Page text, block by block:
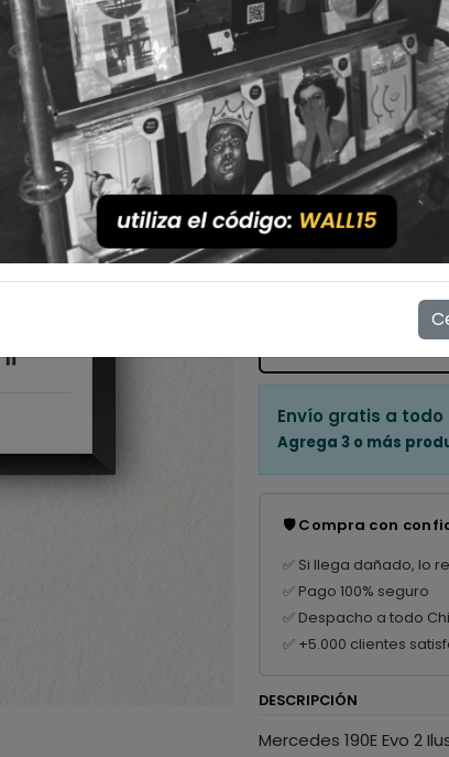
30x40 40x60
LÁMINA
Con Marco Sin
Cantidad
💳 Compra ahora y
Mostrar stock de
personas están
Envío gratis a todo
Agrega 3 o más
🛡️ Compra con
✅ Si llega dañado, lo
✅ Pago 100% seguro
✅ Despacho a todo
✅ +5.000 clientes
DESCRIPCIÓN
Mercedes 190E Evo 2